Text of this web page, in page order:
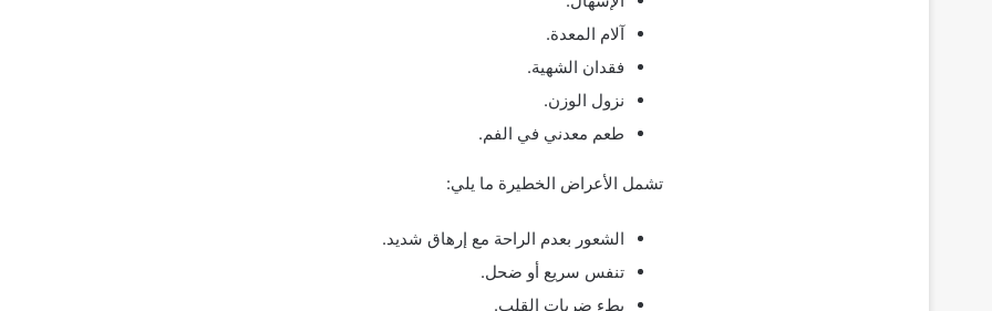
آلام المعدة.
فقدان الشهية.
نزول الوزن.
طعم معدني في الفم.
تشمل الأعراض الخطيرة ما يلي:
الشعور بعدم الراحة مع إرهاق شديد.
تنفس سريع أو ضحل.
بطء ضربات القلب.